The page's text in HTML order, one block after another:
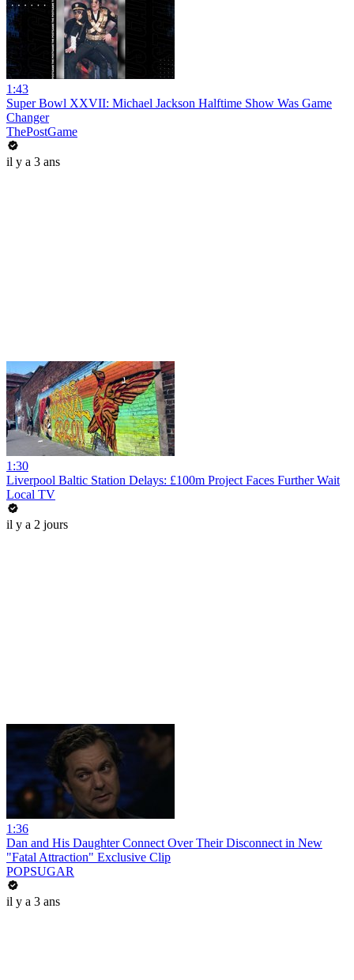
1:43
Super Bowl XXVII: Michael Jackson Halftime Show Was Game
Changer
ThePostGame
il y a 3 ans
1:30
Liverpool Baltic Station Delays: £100m Project Faces Further Wait
Local TV
il y a 2 jours
1:36
Dan and His Daughter Connect Over Their Disconnect in New
"Fatal Attraction" Exclusive Clip
POPSUGAR
il y a 3 ans